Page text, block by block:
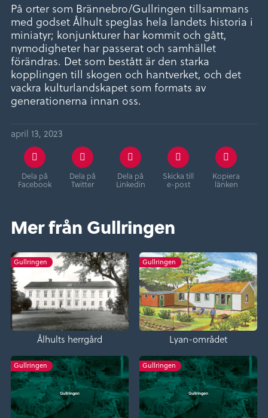
På orter som Brännebro/Gullringen tillsammans
med godset Ålhult speglas hela landets historia i
miniatyr; konjunkturer har kommit och gått,
nymodigheter har passerat och samhället
förändras. Det som bestått är den starka
kopplingen till skogen och hantverket, och det
vackra kulturlandskapet som formats av
generationerna innan oss.
april 13, 2023
Dela på
Facebook
Dela på
Twitter
Dela på
Linkedin
Skicka till
e-post
Kopiera
länken
Mer från Gullringen
Gullringen
Ålhults herrgård
Gullringen
Lyan-området
Gullringen Gullringen